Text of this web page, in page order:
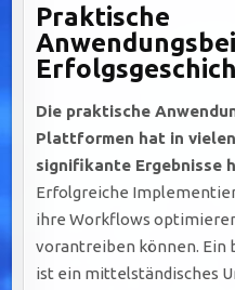
Praktische
Die praktische
Plattformen hat in
signifikante Ergebnisse
Erfolgreiche
ihre Workflows
vorantreiben können. Ein
ist ein mittelständisches